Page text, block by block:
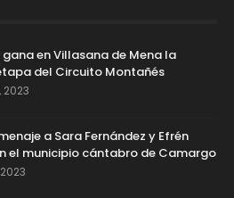
gana en Villasana de Mena la
del Circuito Montañés
2023
a Sara Fernández y Efrén
el municipio cántabro de Camargo